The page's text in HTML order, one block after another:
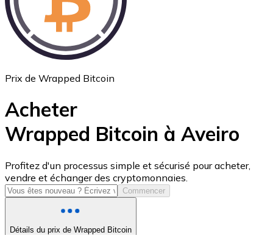
USD Coin
USDC
Prix de Wrapped Bitcoin
Acheter
Wrapped Bitcoin à Aveiro
Profitez d'un processus simple et sécurisé pour acheter,
vendre et échanger des cryptomonnaies.
Commencer
Détails du prix de Wrapped Bitcoin